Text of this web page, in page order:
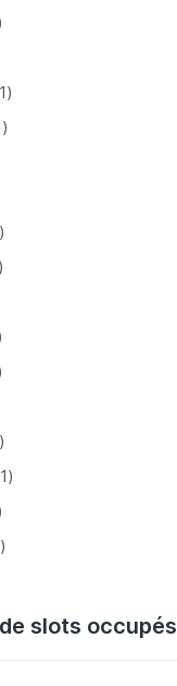
1article
article
article
articles
articles
1article
article
slots occupés